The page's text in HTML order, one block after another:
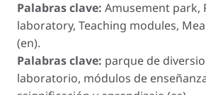
Palabras clave: Amusement park,
laboratory, Teaching modules,
(en).
Palabras clave: parque de
laboratorio, módulos de